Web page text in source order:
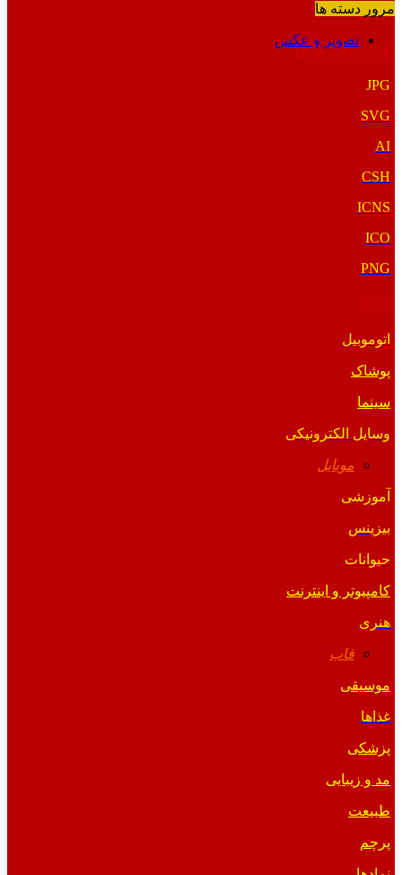
مرور دسته ها
تصویر و عکس
فرمت‌های خاص
JPG
SVG
AI
CSH
ICNS
ICO
PNG
اتوموبیل
پوشاک
سینما
وسایل الکترونیکی
موبایل
آموزشی
بیزینس
حیوانات
کامپیوتر و اینترنت
هنری
قاب
موسیقی
غذاها
پزشکی
مد و زیبایی
طبیعت
پرچم